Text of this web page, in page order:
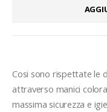
Cosi sono rispettate le
attraverso manici
massima sicurezza e